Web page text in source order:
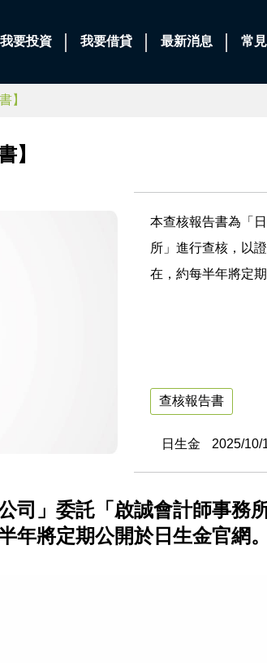
我要投資 我要借貸 最新消息 常
】
】
本查核報告書為「
所」進行查核，以
在，約每半年將定
查核報告書
日生金 2025/10/
司」委託「啟誠會計師事務
年將定期公開於日生金官網。